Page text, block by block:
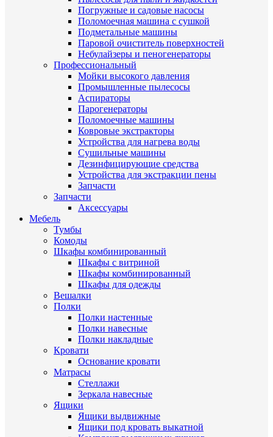
Погружные и садовые насосы
Поломоечная машина с сушкой
Подметальные машины
Паровой очиститель поверхностей
Небулайзеры и пеногенераторы
Профессиональный
Мойки высокого давления
Промышленные пылесосы
Аспираторы
Парогенераторы
Поломоечные машины
Ковровые экстракторы
Устройства для нагрева воды
Сушильные машины
Дезинфицирующие средства
Устройства для экстракции пены
Запчасти
Запчасти
Аксессуары
Мебель
Тумбы
Комоды
Шкафы комбинированный
Шкафы с витриной
Шкафы комбинированный
Шкафы для одежды
Вешалки
Полки
Полки настенные
Полки навесные
Полки накладные
Кровати
Основание кровати
Матрасы
Стеллажи
Зеркала навесные
Ящики
Ящики выдвижные
Ящики под кровать выкатной